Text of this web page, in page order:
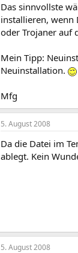
Das sinnvollste
installieren, wenn
oder Trojaner auf
Mein Tipp:
Neuinstallation.
Mfg
5. August 2008
Da die Datei im
ablegt. Kein
5. August 2008